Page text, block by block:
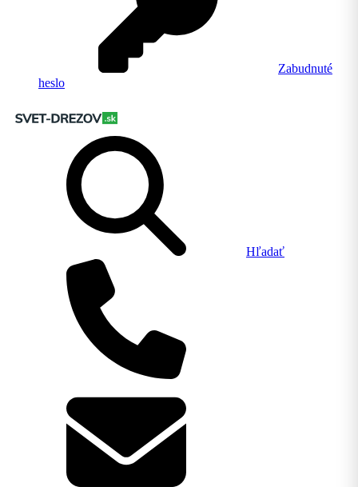
Zabudnuté
heslo
Hľadať